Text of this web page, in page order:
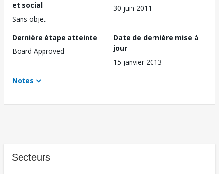
et social
Sans objet
30 juin 2011
Dernière étape atteinte
Board Approved
Date de dernière mise à
jour
15 janvier 2013
Notes
Secteurs